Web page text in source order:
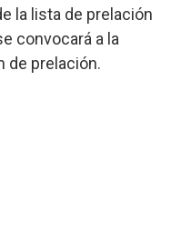
la lista de prelación
convocará a la
de prelación.